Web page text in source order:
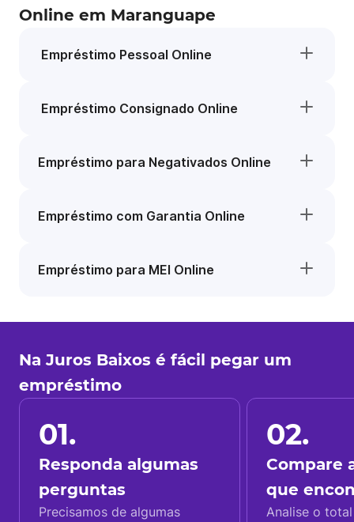
Online em Maranguape
Empréstimo Pessoal Online
Empréstimo Consignado Online
Empréstimo para Negativados Online
Empréstimo com Garantia Online
Empréstimo para MEI Online
Na Juros Baixos é fácil pegar um
empréstimo
01.
Responda algumas
perguntas
Precisamos de algumas
02.
Compare
que
Analise o